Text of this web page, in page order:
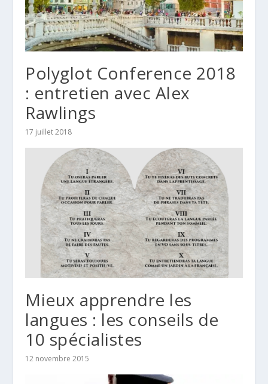
Polyglot Conference 2018
: entretien avec Alex
Rawlings
17 juillet 2018
Mieux apprendre les
langues : les conseils de
10 spécialistes
12 novembre 2015